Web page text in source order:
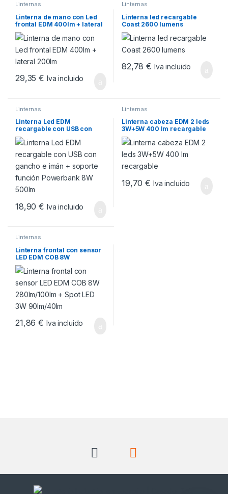
Linternas
Linterna de mano con Led
frontal EDM 400lm + lateral
200lm
29,35€ Iva incluido
Linternas
Linterna led recargable
Coast 2600 lumens
82,78€ Iva incluido
Linternas
Linterna Led EDM
recargable con USB con
gancho e imán + soporte
función Powerbank 8W
18,90€ Iva incluido
Linternas
Linterna cabeza EDM 2 leds
3W+5W 400 lm recargable
19,70€ Iva incluido
Linternas
Linterna frontal con sensor
LED EDM COB 8W
280lm/100lm + Spot LED 3W
90lm/40lm
21,86€ Iva incluido